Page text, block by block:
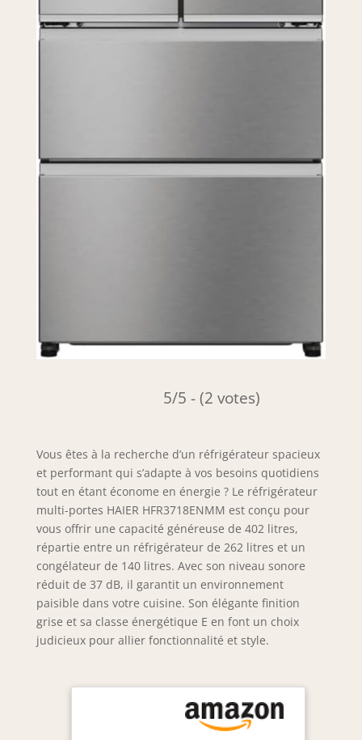
5/5 - (2 votes)
Vous êtes à la recherche d’un réfrigérateur spacieux
et performant qui s’adapte à vos besoins quotidiens
tout en étant économe en énergie ? Le réfrigérateur
multi-portes HAIER HFR3718ENMM est conçu pour
vous offrir une capacité généreuse de 402 litres,
répartie entre un réfrigérateur de 262 litres et un
congélateur de 140 litres. Avec son niveau sonore
réduit de 37 dB, il garantit un environnement
paisible dans votre cuisine. Son élégante finition
grise et sa classe énergétique E en font un choix
judicieux pour allier fonctionnalité et style.